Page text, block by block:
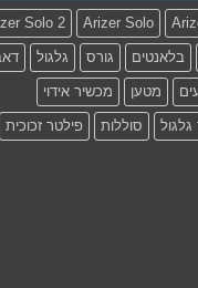
Arizer Solo
Solo 2
בלאנטים גורס גלגול
מטען מכשיר אידוי
גלגול סוללות פילטר זכוכית